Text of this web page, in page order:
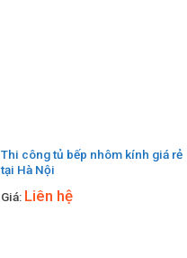
Thi công tủ bếp nhôm kính giá rẻ
tại Hà Nội
Giá: Liên hệ